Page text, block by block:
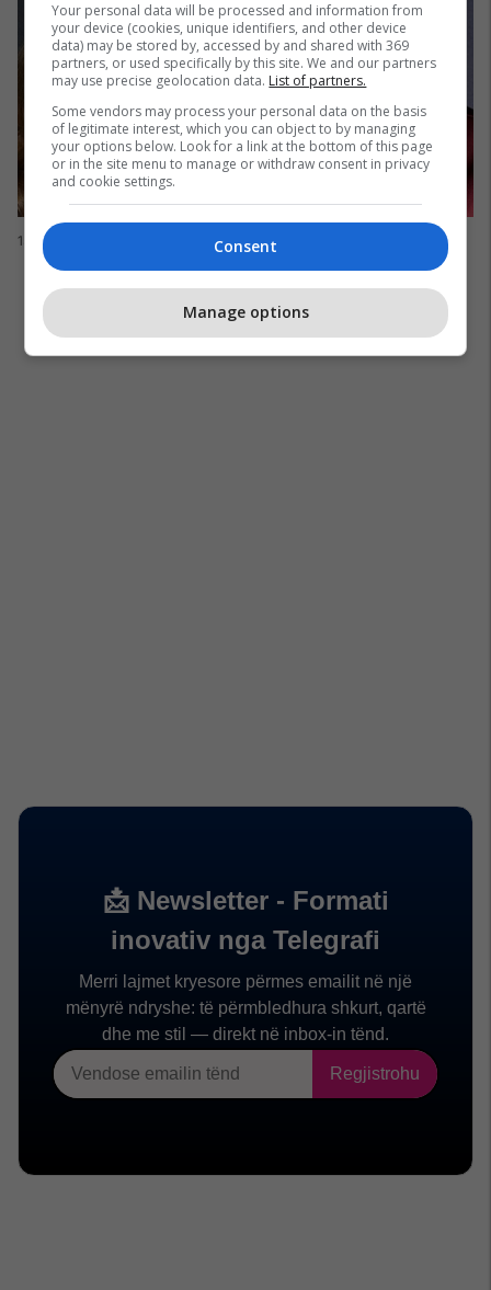
15. Hilary Swank dhe Jennifer Garner
Your personal data will be processed and information from
your device (cookies, unique identifiers, and other device
data) may be stored by, accessed by and shared with 369
partners, or used specifically by this site. We and our partners
may use precise geolocation data. List of partners.
Some vendors may process your personal data on the basis
of legitimate interest, which you can object to by managing
your options below. Look for a link at the bottom of this page
or in the site menu to manage or withdraw consent in privacy
and cookie settings.
Consent
Manage options